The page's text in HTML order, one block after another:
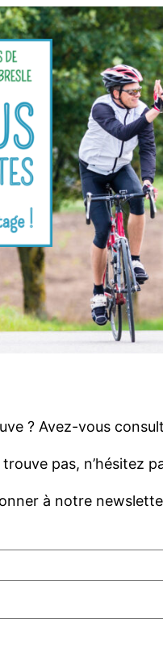
? Avez-vous
pas, n’hésitez
à notre